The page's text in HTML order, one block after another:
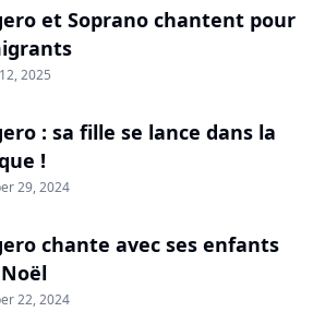
et Soprano chantent pour
2025
: sa fille se lance dans la
!
29, 2024
chante avec ses enfants
22, 2024